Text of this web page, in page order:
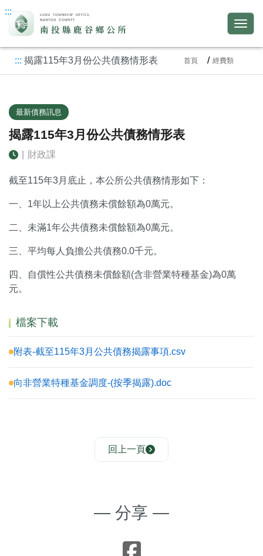
:::
::: 揭露115年3月份公共債務情形表 首頁 經費類
最新債務訊息
揭露115年3月份公共債務情形表
財政課
截至115年3月底止，本公所公共債務情形如下：
一、1年以上公共債務未償餘額為0萬元。
二、未滿1年公共債務未償餘額為0萬元。
三、平均每人負擔公共債務0.0千元。
四、自償性公共債務未償餘額(含非營業特種基金)為0萬
元。
檔案下載
附表-截至115年3月公共債務揭露事項.csv
向非營業特種基金調度-(按季揭露).doc
回上一頁
— 分享 —